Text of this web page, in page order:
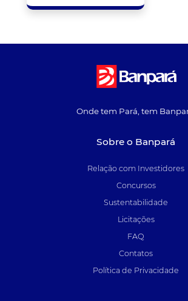
Onde tem Pará, tem
Sobre o Banpará
Relação com Investidores
Concursos
Sustentabilidade
Licitações
FAQ
Contatos
Política de Privacidade